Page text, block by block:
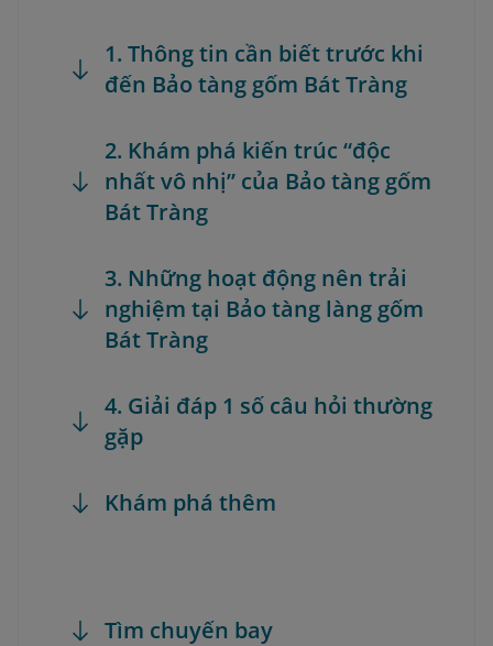
1. Thông tin cần biết trước khi
đến Bảo tàng gốm Bát Tràng
2. Khám phá kiến trúc “độc
nhất vô nhị” của Bảo tàng gốm
Bát Tràng
3. Những hoạt động nên trải
nghiệm tại Bảo tàng làng gốm
Bát Tràng
4. Giải đáp 1 số câu hỏi thường
gặp
Khám phá thêm
Tìm chuyến bay